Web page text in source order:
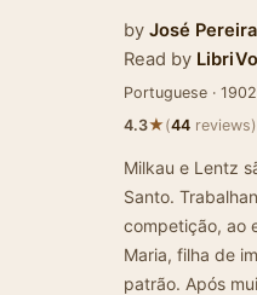
by José
Read by
Portuguese · 1902
4.3★(44 reviews)
Milkau e Lentz
Santo.
competição, ao
Maria, filha de
patrão. Após